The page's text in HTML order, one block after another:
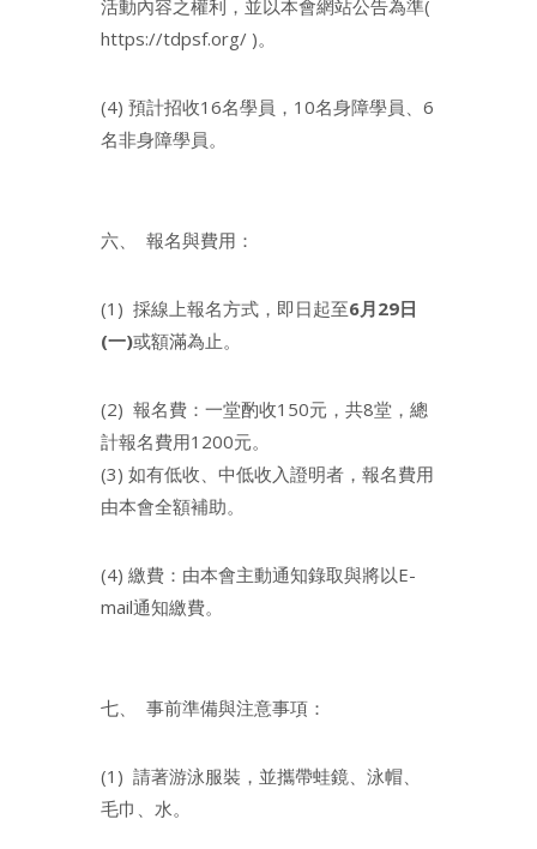
活動內容之權利，並以本會網站公告為準(
https://tdpsf.org/ )。
(4) 預計招收16名學員，10名身障學員、6
名非身障學員。
六、 報名與費用：
(1) 採線上報名方式，即日起至6月29日
(一)或額滿為止。
(2) 報名費：一堂酌收150元，共8堂，總
計報名費用1200元。
(3) 如有低收、中低收入證明者，報名費用
由本會全額補助。
(4) 繳費：由本會主動通知錄取與將以E-
mail通知繳費。
七、 事前準備與注意事項：
(1) 請著游泳服裝，並攜帶蛙鏡、泳帽、
毛巾、水。